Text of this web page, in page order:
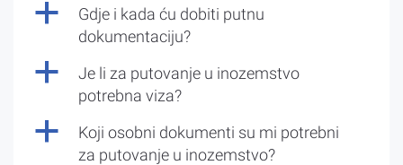
a
Gdje i kada ću dobiti putnu
dokumentaciju?
a
Je li za putovanje u inozemstvo
potrebna viza?
a
Koji osobni dokumenti su mi potrebni
za putovanje u inozemstvo?